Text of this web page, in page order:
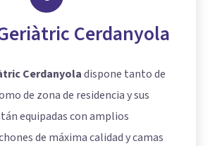
Cerdanyola
Cerdanyoladispone tanto de
de zona de residencia y sus
equipadas con amplios
de máxima calidad y camas